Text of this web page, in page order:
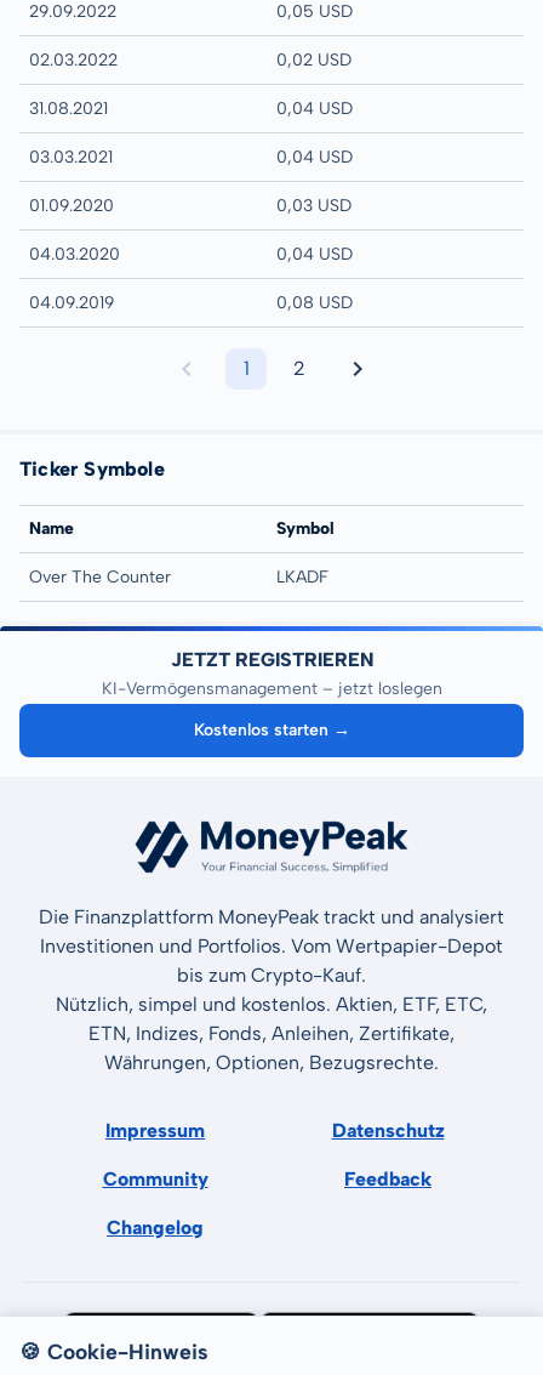
29.09.2022 0,05 USD
02.03.2022 0,02 USD
31.08.2021 0,04 USD
03.03.2021 0,04 USD
01.09.2020 0,03 USD
04.03.2020 0,04 USD
04.09.2019 0,08 USD
1 2
Ticker Symbole
Name Symbol
Over The Counter LKADF
JETZT REGISTRIEREN
KI-Vermögensmanagement – jetzt loslegen
Kostenlos starten →
Die Finanzplattform MoneyPeak trackt und analysiert
Investitionen und Portfolios. Vom Wertpapier-Depot
bis zum Crypto-Kauf.
Nützlich, simpel und kostenlos. Aktien, ETF, ETC,
ETN, Indizes, Fonds, Anleihen, Zertifikate,
Währungen, Optionen, Bezugsrechte.
Impressum Datenschutz
Community Feedback
Changelog
🍪 Cookie-Hinweis